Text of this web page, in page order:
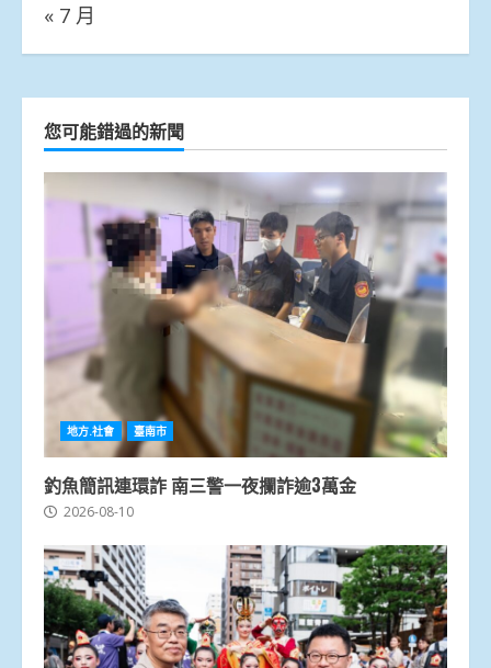
« 7 月
您可能錯過的新聞
地方.社會 臺南市
釣魚簡訊連環詐 南三警一夜攔詐逾3萬金
2026-08-10